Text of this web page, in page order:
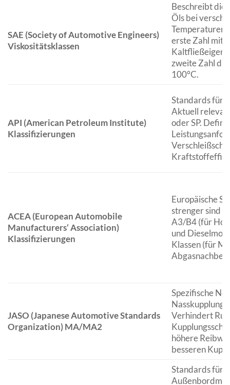
SAE (Society of Automotive Engineers)
Viskositätsklassen
Beschreibt die
Öls bei
Temperaturen
erste Zahl mit
zweite Zahl
100°C.
API (American Petroleum Institute)
Klassifizierungen
Standards für
Aktuell
oder SP.
ACEA (European Automobile
Manufacturers‘ Association)
Klassifizierungen
Europäische
strenger sind
A3/B4 (für
und
Klassen (für
JASO (Japanese Automotive Standards
Organization) MA/MA2
Spezifische
Verhindert
höhere
besseren
Standards für